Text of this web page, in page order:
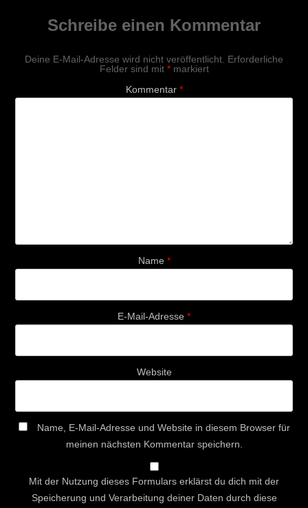
Schreibe einen Kommentar
Deine E-Mail-Adresse wird nicht veröffentlicht. Erforderliche
Felder sind mit *markiert
Kommentar *
Name *
E-Mail-Adresse *
Website
Name, E-Mail-Adresse und Website in diesem Browser für
meinen nächsten Kommentar speichern.
Mit der Nutzung dieses Formulars erklärst du dich mit der
Speicherung und Verarbeitung deiner Daten durch diese